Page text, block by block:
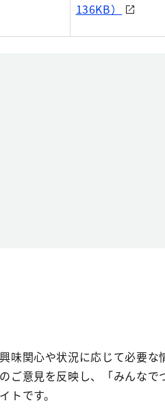
136KB）
味関心や状況に応じて必要な
ご意見を反映し、「みんなで
トです。